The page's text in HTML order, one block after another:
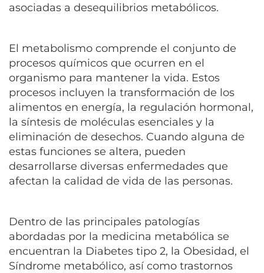
asociadas a desequilibrios metabólicos.
El metabolismo comprende el conjunto de
procesos químicos que ocurren en el
organismo para mantener la vida. Estos
procesos incluyen la transformación de los
alimentos en energía, la regulación hormonal,
la síntesis de moléculas esenciales y la
eliminación de desechos. Cuando alguna de
estas funciones se altera, pueden
desarrollarse diversas enfermedades que
afectan la calidad de vida de las personas.
Dentro de las principales patologías
abordadas por la medicina metabólica se
encuentran la Diabetes tipo 2, la Obesidad, el
Síndrome metabólico, así como trastornos